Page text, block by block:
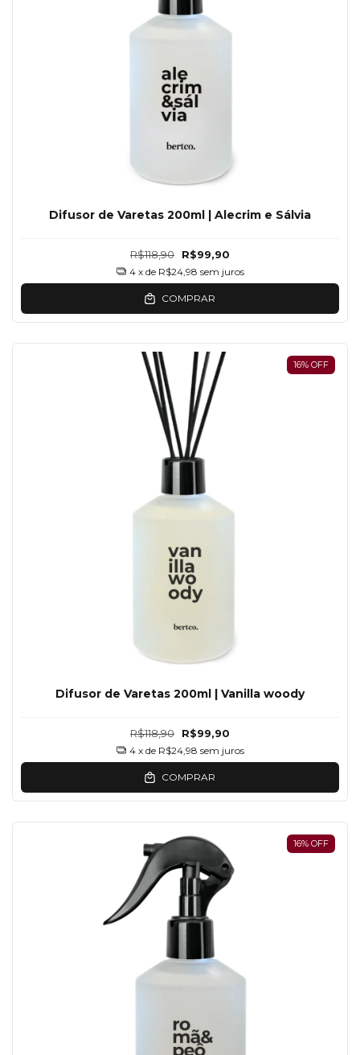
Difusor de Varetas 200ml | Alecrim e Sálvia
R$118,90 R$99,90
4 x de R$24,98 sem juros
COMPRAR
16% OFF
Difusor de Varetas 200ml | Vanilla woody
R$118,90 R$99,90
4 x de R$24,98 sem juros
COMPRAR
16% OFF